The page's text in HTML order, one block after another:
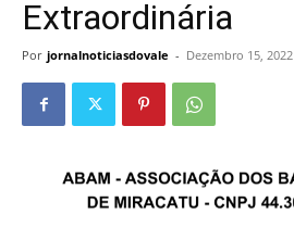
Extraordinária
Por jornalnoticiasdovale - Dezembro 15, 2022